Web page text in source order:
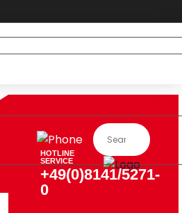
HOTLINE
SERVICE
+49(0)8141/5271-
0